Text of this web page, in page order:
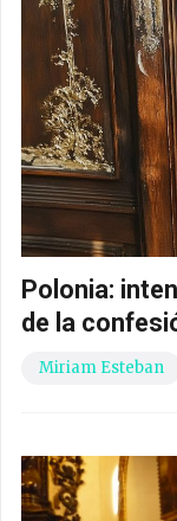
Polonia:
de la
Miriam Esteban